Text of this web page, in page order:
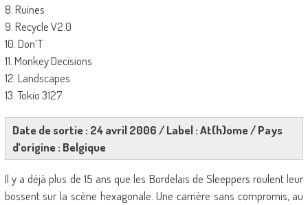
8. Ruines
9. Recycle V2.0
10. Don’T
11. Monkey Decisions
12. Landscapes
13. Tokio 3127
Date de sortie : 24 avril 2006 / Label : At(h)ome / Pays
d’origine : Belgique
Il y a déjà plus de 15 ans que les Bordelais de Sleeppers roulent leur
bossent sur la scène hexagonale. Une carrière sans compromis, au